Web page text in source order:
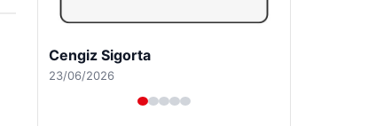
Hastaş Beton
26/05/2026